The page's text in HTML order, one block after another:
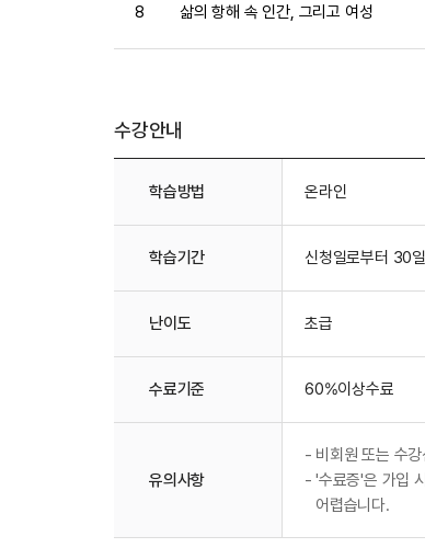
8 삶의 항해 속 인간, 그리고 여성
수강안내
학습방법 온라인
학습기간 신청일로부터 30
난이도 초급
수료기준 60%이상수료
유의사항
- 비회원 또는 수
- '수료증'은 가입
어렵습니다.